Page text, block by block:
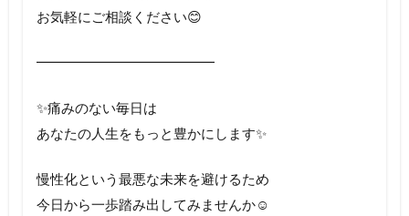
お気軽にご相談ください😊
━━━━━━━━━━━━━
✨痛みのない毎日は
あなたの人生をもっと豊かにします✨
慢性化という最悪な未来を避けるため
今日から一歩踏み出してみませんか☺️